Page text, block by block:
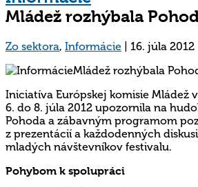
Mládež rozhýbala
Zo sektora, Informácie 16. júla 2012
Iniciatíva Európskej komisie Mládež
6. do 8. júla 2012 upozornila na
Pohoda a zábavným programom
z prezentácií a každodenných
mladých návštevníkov festivalu.
Pohybom k spolupráci